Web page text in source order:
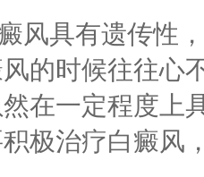
具有遗传性，
的时候往往心
在一定程度上
极治疗白癜风